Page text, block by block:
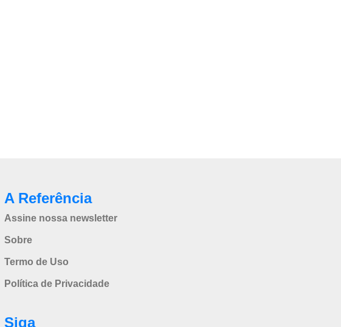
A Referência
Assine nossa newsletter
Sobre
Termo de Uso
Política de Privacidade
Siga